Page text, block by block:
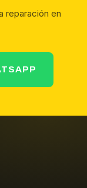
reparación en